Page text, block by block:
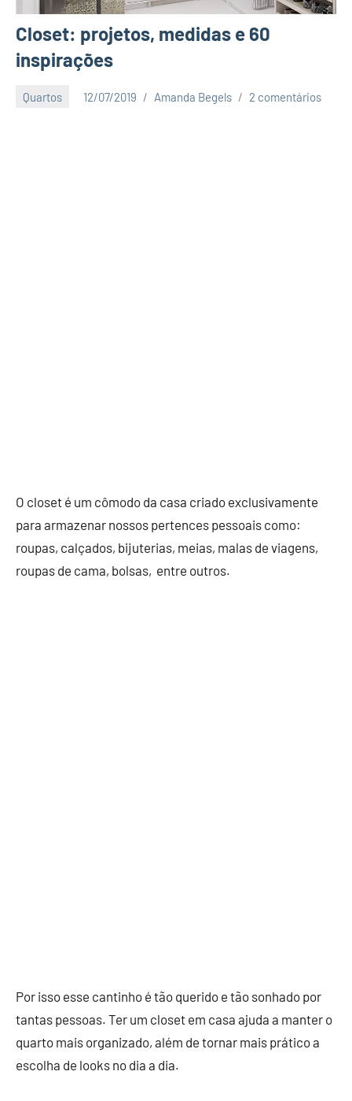
Closet: projetos, medidas e 60
inspirações
Quartos 12/07/2019 Amanda Begels 2 comentários
O closet é um cômodo da casa criado exclusivamente
para armazenar nossos pertences pessoais como:
roupas, calçados, bijuterias, meias, malas de viagens,
roupas de cama, bolsas, entre outros.
Por isso esse cantinho é tão querido e tão sonhado por
tantas pessoas. Ter um closet em casa ajuda a manter o
quarto mais organizado, além de tornar mais prático a
escolha de looks no dia a dia.